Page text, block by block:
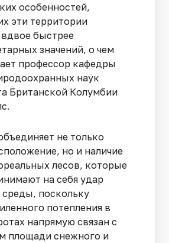
особенностей,
эти территории
вдвое быстрее
значений, о чем
профессор кафедры
наук
Британской Колумбии
не только
но и наличие
лесов, которые
на себя удар
поскольку
потепления в
напрямую связан с
площади снежного и